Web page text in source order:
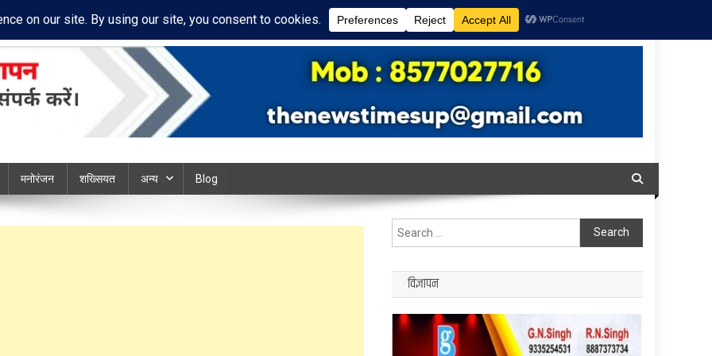
Policy Disclaimer
chandauli
मनोरंजन शख्सियत अन्य Blog
Search
for:
विज्ञापन